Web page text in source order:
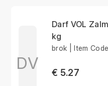
DV
Darf VOL
kg
brok | Item
€ 5.27